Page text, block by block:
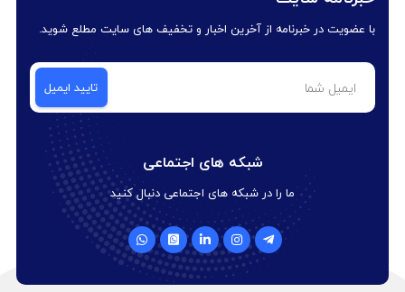
با عضویت در خبرنامه از آخرین اخبار و تخفیف های سایت مطلع شوید.
شبکه های اجتماعی
ما را در شبکه های اجتماعی دنبال کنید